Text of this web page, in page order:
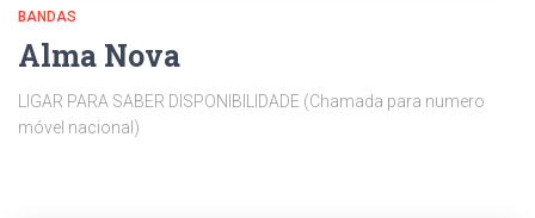
BANDAS
Alma Nova
LIGAR PARA SABER DISPONIBILIDADE (Chamada para numero
móvel nacional)